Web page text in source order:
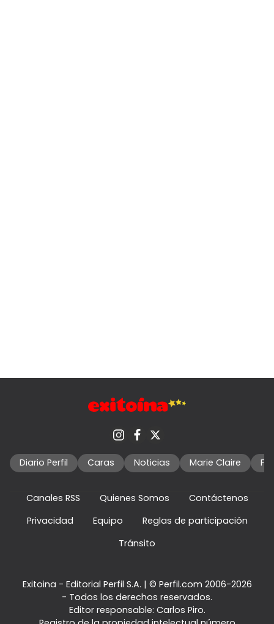
Diario Perfil Caras Noticias Marie Claire
Canales RSS Quienes Somos
Contáctenos
Privacidad
Equipo
Reglas de participación
Tránsito
Exitoina - Editorial Perfil S.A. | © Perfil.com 2006-2026
- Todos los derechos reservados.
Editor responsable: Carlos Piro.